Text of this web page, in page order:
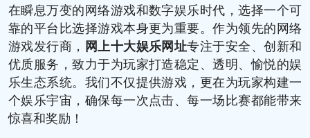
在瞬息万变的网络游戏和数字娱乐时代，选择一个可
靠的平台比选择游戏本身更为重要。作为领先的网络
游戏发行商， 网上十大娱乐网址专注于安全、创新和
优质服务，致力于为玩家打造稳定、透明、愉悦的娱
乐生态系统。我们不仅提供游戏，更在为玩家构建一
个娱乐宇宙，确保每一次点击、每一场比赛都能带来
惊喜和奖励！